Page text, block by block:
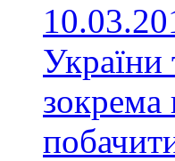
України